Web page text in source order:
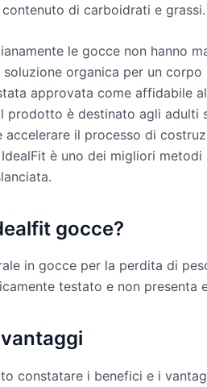
di carboidrati e grassi.
le gocce non hanno
organica per un
approvata come affidabile
prodotto è destinato agli adulti
accelerare il processo di
è uno dei migliori
gocce?
in gocce per la perdita di
testato e non presenta
constatare i benefici e i